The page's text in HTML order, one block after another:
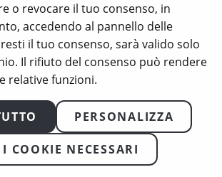
C’è voluto quasi un decennio di
battaglie, voti e capovolgimenti
per arrivare a uno dei risultati più
surreali della legislazione europea
recente, quello sul meat
sounding: d’ora in poi, chiamare
“bistecca” un prodotto a base
vegetale sarà illegale in Europa.
Cos’è il meat sounding e perché
l’UE vuole vietarlo Il “meat
o revocare il tuo consenso, in
accedendo al pannello delle
il tuo consenso, sarà valido solo
Il rifiuto del consenso può rendere
relative funzioni.
PERSONALIZZA
COOKIE NECESSARI